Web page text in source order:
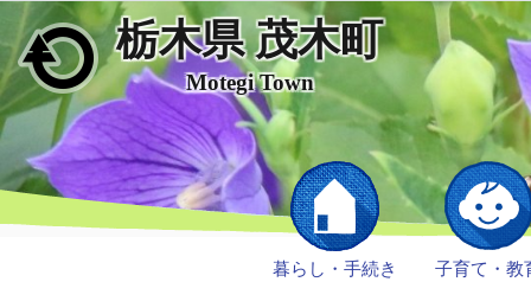
メインコンテンツにスキップ
栃木県 茂木町
Motegi Town
暮らし・手続き 子育て・教